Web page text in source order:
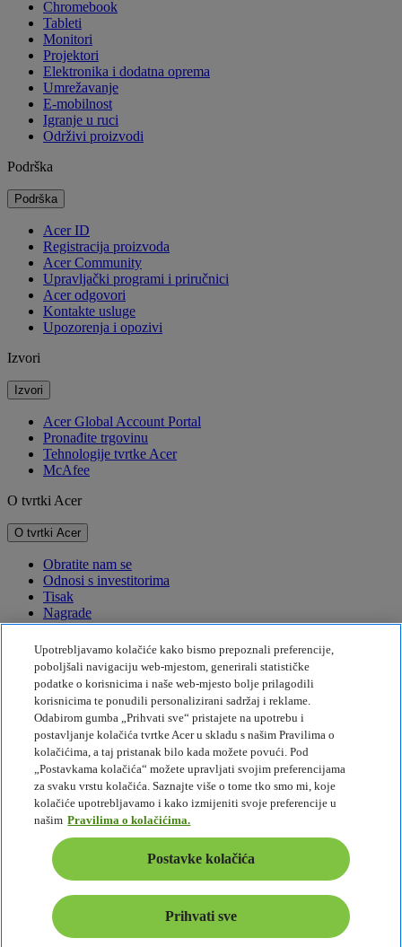
Chromebook
Tableti
Monitori
Projektori
Elektronika i dodatna oprema
Umrežavanje
E-mobilnost
Igranje u ruci
Održivi proizvodi
Podrška
Podrška
Acer ID
Registracija proizvoda
Acer Community
Upravljački programi i priručnici
Acer odgovori
Kontakte usluge
Upozorenja i opozivi
Izvori
Izvori
Acer Global Account Portal
Pronađite trgovinu
Tehnologije tvrtke Acer
McAfee
O tvrtki Acer
O tvrtki Acer
Obratite nam se
Odnosi s investitorima
Tisak
Nagrade
Događaji
Održivost
Održivost
Društvena odgovornost tvrtke
Emisije štetnih plinova za proizvod
Project Humanity
Earthion
Politika privatnosti
Pravila o kolačićima
Pravne napomene
Dodatne pravne informacije
Pravila pristupačnosti
Postavke kolačića
Hrvatska - Hrvatski
© 2026 Acer Inc.
Upotrebljavamo kolačiće kako bismo prepoznali preferencije,
poboljšali navigaciju web-mjestom, generirali statističke
podatke o korisnicima i naše web-mjesto bolje prilagodili
korisnicima te ponudili personalizirani sadržaj i reklame.
Odabirom gumba „Prihvati sve“ pristajete na upotrebu i
postavljanje kolačića tvrtke Acer u skladu s našim Pravilima o
kolačićima, a taj pristanak bilo kada možete povući. Pod
„Postavkama kolačića“ možete upravljati svojim preferencijama
za svaku vrstu kolačića. Saznajte više o tome tko smo mi, koje
kolačiće upotrebljavamo i kako izmijeniti svoje preferencije u
našim Pravilima o kolačićima.
Postavke kolačića
Prihvati sve